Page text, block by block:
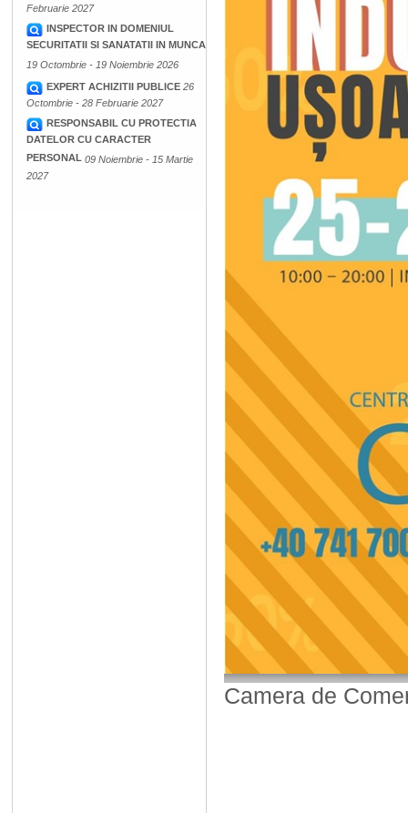
Februarie 2027
INSPECTOR IN DOMENIUL
SECURITATII SI SANATATII IN MUNCA
19 Octombrie - 19 Noiembrie 2026
EXPERT ACHIZITII PUBLICE 26
Octombrie - 28 Februarie 2027
RESPONSABIL CU PROTECTIA
DATELOR CU CARACTER
PERSONAL 09 Noiembrie - 15 Martie
2027
Camera de